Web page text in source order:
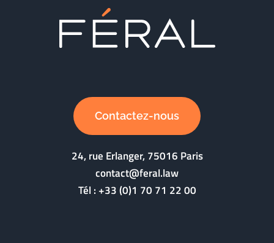
Contactez-nous
24, rue Erlanger, 75016 Paris
contact@feral.law
Tél :+33 (0)1 70 71 22 00